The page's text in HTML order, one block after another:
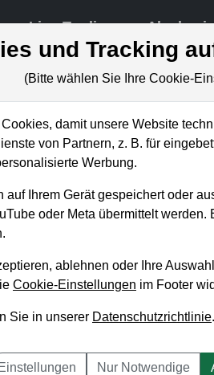
Live-Trading
und Tracking
(Bitte wählen Sie Ihre Cookie-
damit unsere Website
von Partnern, z. B. für
Werbung.
auf Ihrem Gerät gespeichert oder
oder Meta übermittelt
ablehnen oder Ihre
Cookie-Einstellungen im Footer
Sie in unserer Datenschutzrichtlinie.
Einstellungen Nur Notwendige